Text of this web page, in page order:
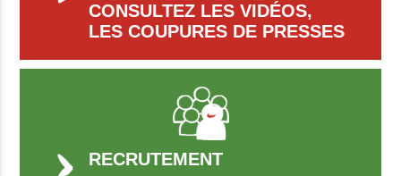
CONSULTEZ LES VIDÉOS,
LES COUPURES DE PRESSES
RECRUTEMENT